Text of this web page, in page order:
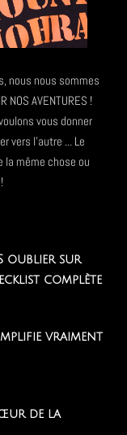
nous nous sommes
NOS AVENTURES !
vous donner
vers l'autre ... Le
la même chose ou
oublier sur
complète
vraiment
de la